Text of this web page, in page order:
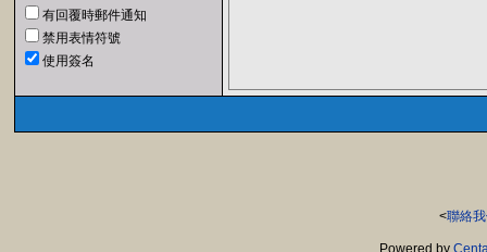
有回覆時郵件通知
禁用表情符號
使用簽名
<聯絡
Powered by